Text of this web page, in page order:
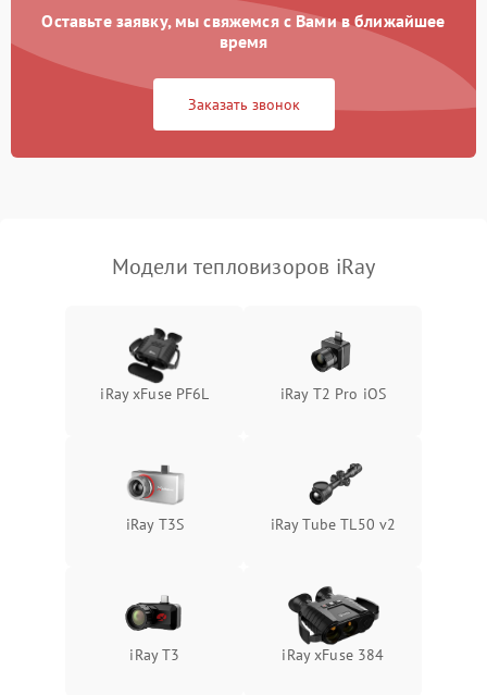
Проблемы с объективом
Оставьте заявку, мы свяжемся с Вами в ближайшее
время
Заказать звонок
Модели тепловизоров iRay
iRay xFuse PF6L iRay T2 Pro iOS
iRay T3S iRay Tube TL50 v2
iRay T3 iRay xFuse 384